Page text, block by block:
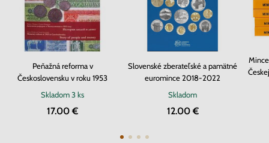
Peňažná reforma v
Československu v roku 1953
Skladom3 ks
17.00 €
Slovenské zberateľské a pamätné
euromince 2018-2022
Skladom
12.00 €